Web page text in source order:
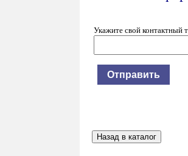
Укажите свой контактный